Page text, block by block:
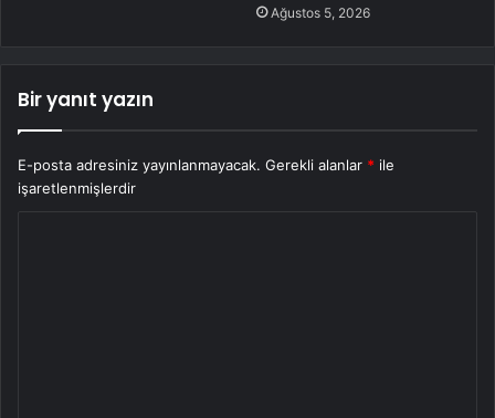
Ağustos 5, 2026
Bir yanıt yazın
E-posta adresiniz yayınlanmayacak. Gerekli alanlar * ile
işaretlenmişlerdir